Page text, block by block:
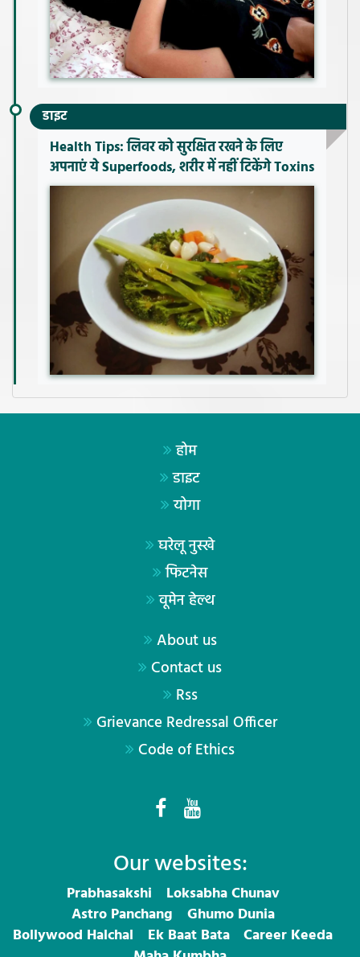
डाइट
Health Tips: लिवर को सुरक्षित रखने के लिए
अपनाएं ये Superfoods, शरीर में नहीं टिकेंगे Toxins
होम
डाइट
योगा
घरेलू नुस्खे
फिटनेस
वूमेन हेल्थ
About us
Contact us
Rss
Grievance Redressal Officer
Code of Ethics
Our websites:
Prabhasakshi
Loksabha Chunav
Astro Panchang
Ghumo Dunia
Bollywood Halchal
Ek Baat Bata
Career Keeda